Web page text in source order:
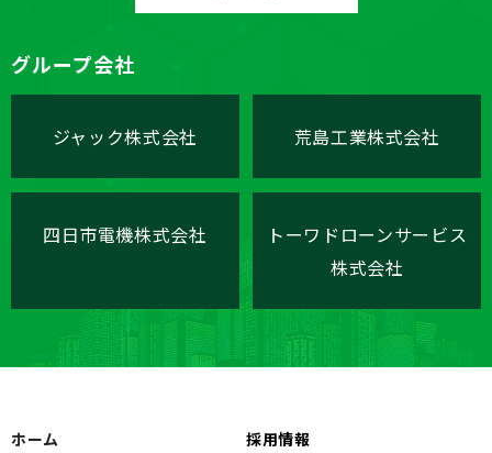
グループ会社
ジャック株式会社 荒島工業株式会社
四日市電機株式会社
トーワドローンサービス
株式会社
ホーム
採用情報